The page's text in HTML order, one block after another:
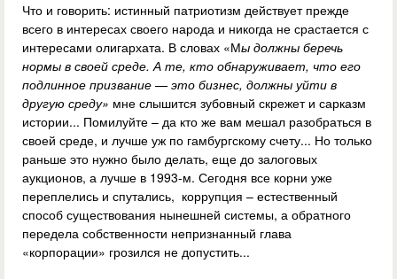
Что и говорить: истинный патриотизм действует прежде
всего в интересах своего народа и никогда не срастается с
интересами олигархата. В словах «Мы должны беречь
нормы в своей среде. А те, кто обнаруживает, что его
подлинное призвание — это бизнес, должны уйти в
другую среду» мне слышится зубовный скрежет и сарказм
истории... Помилуйте – да кто же вам мешал разобраться в
своей среде, и лучше уж по гамбургскому счету... Но только
раньше это нужно было делать, еще до залоговых
аукционов, а лучше в 1993-м. Сегодня все корни уже
переплелись и спутались, коррупция – естественный
способ существования нынешней системы, а обратного
передела собственности непризнанный глава
«корпорации» грозился не допустить...